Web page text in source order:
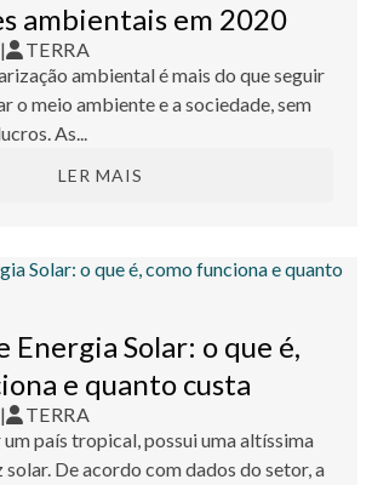
ambientais em 2020
|
TERRA
ambiental é mais do que seguir
o meio ambiente e a sociedade, sem
As...
LER MAIS
Energia Solar: o que é,
e quanto custa
|
TERRA
país tropical, possui uma altíssima
solar. De acordo com dados do setor, a